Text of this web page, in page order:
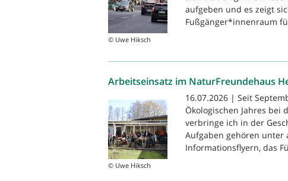
© Uwe Hiksch
aufgeben und es zeigt
Fußgänger*innenraum
Arbeitseinsatz im NaturFreundehaus
© Uwe Hiksch
16.07.2026 | Seit
Ökologischen Jahres bei
verbringe ich in der
Aufgaben gehören unter
Informationsflyern, das